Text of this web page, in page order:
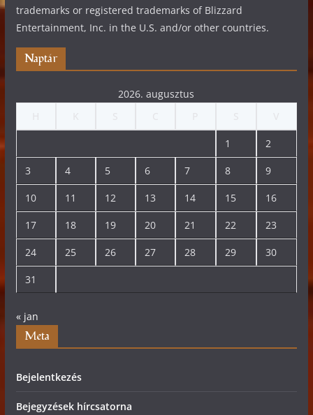
trademarks or registered trademarks of Blizzard
Entertainment, Inc. in the U.S. and/or other countries.
Naptár
2026. augusztus
1 2
3 4 5 6 7 8 9
10 11 12 13 14 15 16
17 18 19 20 21 22 23
24 25 26 27 28 29 30
31
« jan
Meta
Bejelentkezés
Bejegyzések hírcsatorna